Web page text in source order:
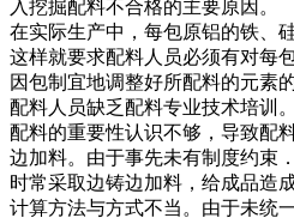
入挖掘配料不合格的主要原因
在实际生产中，每包原铝的铁、
这样就要求配料人员必须有对每
因包制宜地调整好所配料的元
配料人员缺乏配料专业技术培训
配料的重要性认识不够，导致
边加料。由于事先未有制度约束
时常采取边铸边加料，给成品
计算方法与方式不当。由于未统